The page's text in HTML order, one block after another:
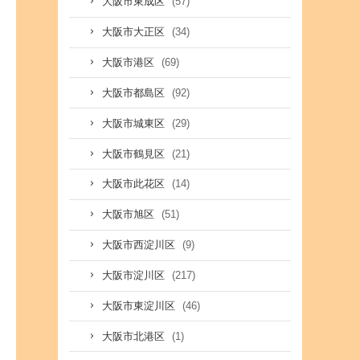
大阪市大正区 (34)
大阪市港区 (69)
大阪市都島区 (92)
大阪市城東区 (29)
大阪市鶴見区 (21)
大阪市此花区 (14)
大阪市旭区 (51)
大阪市西淀川区 (9)
大阪市淀川区 (217)
大阪市東淀川区 (46)
大阪市北港区 (1)